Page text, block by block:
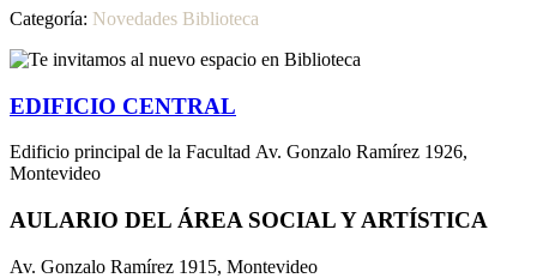
Categoría: Novedades Biblioteca
EDIFICIO CENTRAL
Edificio principal de la Facultad Av. Gonzalo Ramírez 1926,
Montevideo
AULARIO DEL ÁREA SOCIAL Y ARTÍSTICA
Av. Gonzalo Ramírez 1915, Montevideo